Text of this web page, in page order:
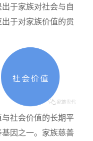
于家族对社会与自
于对家族价值的贯
社会价值的长期平
因之一。家族慈善